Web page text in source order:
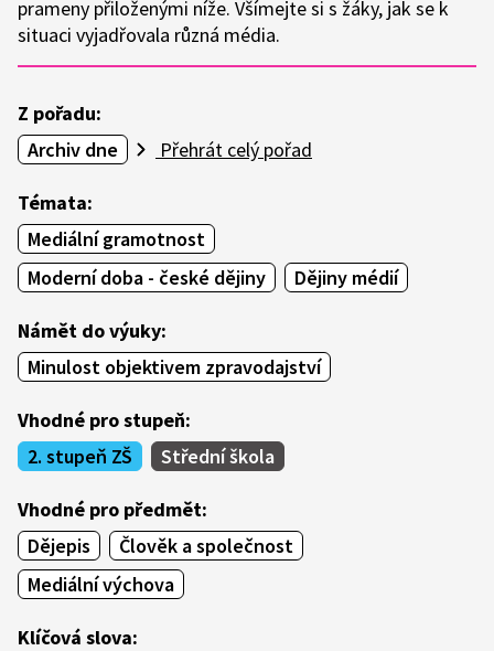
prameny přiloženými níže. Všímejte si s žáky, jak se k
situaci vyjadřovala různá média.
Z pořadu:
Archiv dne
Přehrát celý pořad
Témata:
Mediální gramotnost
Moderní doba - české dějiny
Dějiny médií
Námět do výuky:
Minulost objektivem zpravodajství
Vhodné pro stupeň:
2. stupeň ZŠ
Střední škola
Vhodné pro předmět:
Dějepis
Člověk a společnost
Mediální výchova
Klíčová slova: